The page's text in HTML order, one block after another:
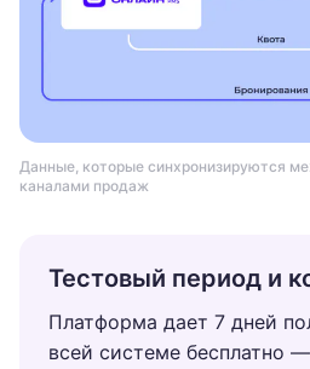
Данные, которые синхронизируются
каналами продаж
Тестовый период и
Платформа дает 7 дней
всей системе бесплатно